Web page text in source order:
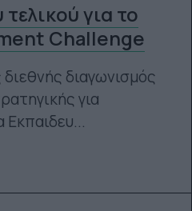
για το
Challenge
διεθνής διαγωνισμός
για
Εκπαιδευ...